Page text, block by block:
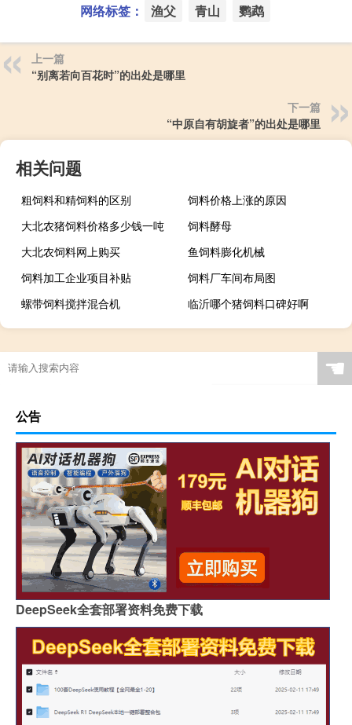
网络标签： 渔父 青山 鹦鹉
上一篇
“别离若向百花时”的出处是哪里
下一篇
“中原自有胡旋者”的出处是哪里
相关问题
粗饲料和精饲料的区别
饲料价格上涨的原因
大北农猪饲料价格多少钱一吨
饲料酵母
大北农饲料网上购买
鱼饲料膨化机械
饲料加工企业项目补贴
饲料厂车间布局图
螺带饲料搅拌混合机
临沂哪个猪饲料口碑好啊
☚
公告
DeepSeek全套部署资料免费下载